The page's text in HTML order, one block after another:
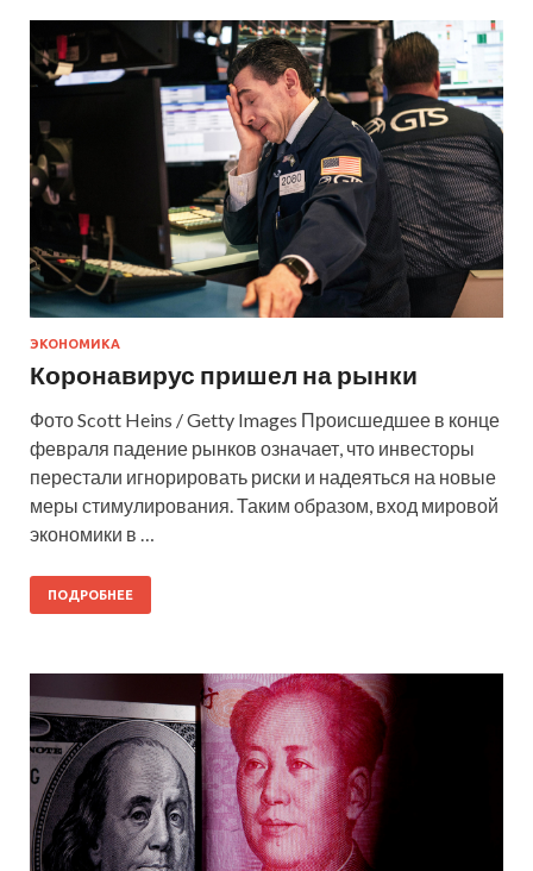
ЭКОНОМИКА
Коронавирус пришел на рынки
Фото Scott Heins / Getty Images Происшедшее в конце
февраля падение рынков означает, что инвесторы
перестали игнорировать риски и надеяться на новые
меры стимулирования. Таким образом, вход мировой
экономики в …
ПОДРОБНЕЕ